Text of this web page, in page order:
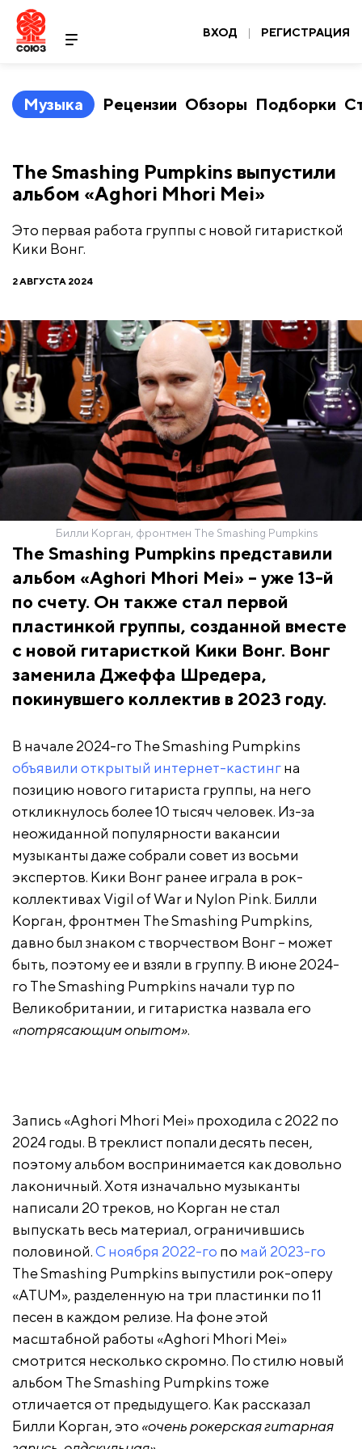
ВХОД | РЕГИСТРАЦИЯ
Музыка Рецензии Обзоры Подборки
The Smashing Pumpkins выпустили
альбом «Aghori Mhori Mei»
Это первая работа группы с новой гитаристкой
Кики Вонг.
2 АВГУСТА 2024
Билли Корган, фронтмен The Smashing Pumpkins
The Smashing Pumpkins представили
альбом «Aghori Mhori Mei» – уже 13-й
по счету. Он также стал первой
пластинкой группы, созданной вместе
с новой гитаристкой Кики Вонг. Вонг
заменила Джеффа Шредера,
покинувшего коллектив в 2023 году.
В начале 2024-го The Smashing Pumpkins
объявили открытый интернет-кастингна
позицию нового гитариста группы, на него
откликнулось более 10 тысяч человек. Из-за
неожиданной популярности вакансии
музыканты даже собрали совет из восьми
экспертов. Кики Вонг ранее играла в рок-
коллективах Vigil of War и Nylon Pink. Билли
Корган, фронтмен The Smashing Pumpkins,
давно был знаком с творчеством Вонг – может
быть, поэтому ее и взяли в группу. В июне 2024-
го The Smashing Pumpkins начали тур по
Великобритании, и гитаристка назвала его
«потрясающим опытом».
Запись «Aghori Mhori Mei» проходила с 2022 по
2024 годы. В треклист попали десять песен,
поэтому альбом воспринимается как довольно
лаконичный. Хотя изначально музыканты
написали 20 треков, но Корган не стал
выпускать весь материал, ограничившись
половиной.С ноября 2022-го по май 2023-го
The Smashing Pumpkins выпустили рок-оперу
«ATUM», разделенную на три пластинки по 11
песен в каждом релизе. На фоне этой
масштабной работы «Aghori Mhori Mei»
смотрится несколько скромно. По стилю новый
альбом The Smashing Pumpkins тоже
отличается от предыдущего. Как рассказал
Билли Корган, это «очень рокерская гитарная